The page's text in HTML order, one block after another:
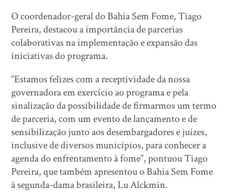
O coordenador-geral do Bahia Sem Fome, Tiago
Pereira, destacou a importância de parcerias
colaborativas na implementação e expansão das
iniciativas do programa.
“Estamos felizes com a receptividade da nossa
governadora em exercício ao programa e pela
sinalização da possibilidade de firmarmos um termo
de parceria, com um evento de lançamento e de
sensibilização junto aos desembargadores e juízes,
inclusive de diversos municípios, para conhecer a
agenda do enfrentamento à fome”, pontuou Tiago
Pereira, que também apresentou o Bahia Sem Fome
à segunda-dama brasileira, Lu Alckmin.